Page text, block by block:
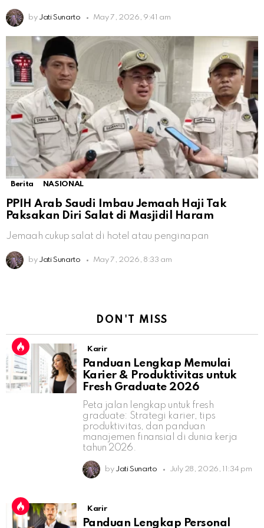
by Jati Sunarto May 7, 2026, 9:41 am
Berita NASIONAL
PPIH Arab Saudi Imbau Jemaah Haji Tak
Paksakan Diri Salat di Masjidil Haram
Jemaah cukup salat di hotel atau penginapan
by Jati Sunarto May 7, 2026, 8:33 am
DON'T MISS
Karir
Panduan Lengkap Memulai
Karier & Produktivitas untuk
Fresh Graduate 2026
Peta jalan lengkap untuk fresh
graduate: Strategi karier, tips
produktivitas, dan panduan
manajemen finansial di dunia kerja
tahun 2026.
by Jati Sunarto July 28, 2026, 11:34 pm
Karir
Panduan Lengkap Personal